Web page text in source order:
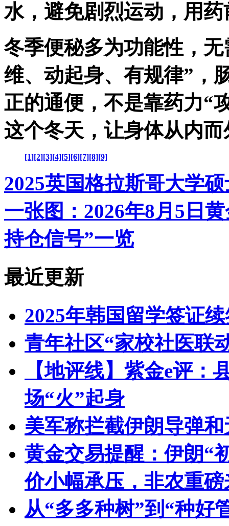
水，避免剧烈运动，用
冬季便秘多为功能性，
维、动起身、有规律”，
正的通便，不是靠药力“
这个冬天，让身体从内
[1][2][3][4][5][6][7][8][9]
2025英国格拉斯哥大学
一张图：2026年8月5日
持仓信号”一览
最近更新
2025年韩国留学签证
青年社区“家校社医联
【地评线】紫金e评：
场“火”起身
美军称拦截伊朗导弹
黄金交易提醒：伊朗“
价小幅承压，非农重
从“多多种树”到“种好